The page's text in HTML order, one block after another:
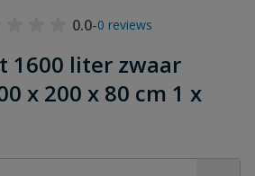
0.0-0 reviews
liter zwaar
x 200 x 80 cm 1 x